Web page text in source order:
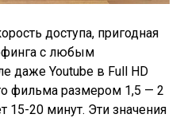
доступа, пригодная
с любым
даже Youtube в Full HD
фильма размером 1,5 — 2
15-20 минут. Эти значения